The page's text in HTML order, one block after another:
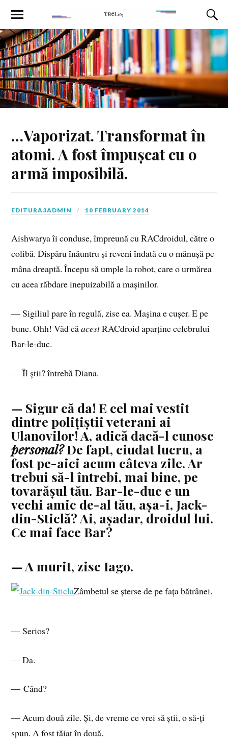
…Vaporizat. Transformat în
atomi. A fost împușcat cu o
armă imposibilă.
EDITURA3ADMIN 10 FEBRUARY 2014
Aishwarya îi conduse, împreună cu RACdroidul, către o
colibă. Dispăru înăuntru și reveni îndată cu o mănușă pe
mâna dreaptă. Începu să umple la robot, care o urmărea
cu acea răbdare inepuizabilă a mașinilor.
— Sigiliul pare în regulă, zise ea. Mașina e cușer. E pe
bune. Ohh! Văd căacestRACdroid aparține celebrului
Bar-le-duc.
— Îl știi? întrebă Diana.
— Sigur că da! E cel mai vestit
dintre polițiștii veterani ai
Ulanovilor! A, adică dacă-l cunosc
personal?De fapt, ciudat lucru, a
fost pe-aici acum câteva zile. Ar
trebui să-l întrebi, mai bine, pe
tovarășul tău. Bar-le-duc e un
vechi amic de-al tău, așa-i, Jack-
din-Sticlă? Ai, așadar, droidul lui.
Ce mai face Bar?
— A murit, zise Iago.
Zâmbetul se șterse de pe fața bătrânei.
— Serios?
— Da.
— Când?
— Acum două zile. Și, de vreme ce vrei să știi, o să-ți
spun. A fost tăiat în două.